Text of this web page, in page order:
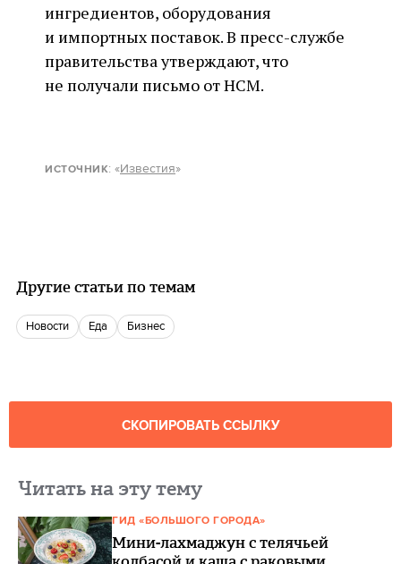
ингредиентов, оборудования
и импортных поставок. В пресс-службе
правительства утверждают, что
не получали письмо от НСМ.
ИСТОЧНИК: «Известия»
Другие статьи по темам
новости еда бизнес
СКОПИРОВАТЬ ССЫЛКУ
Читать на эту тему
ГИД «БОЛЬШОГО ГОРОДА»
Мини-лахмаджун с телячьей